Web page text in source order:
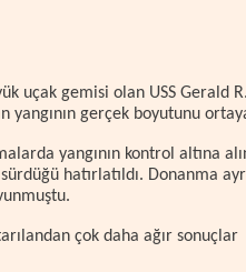
uçak gemisi olan USS Gerald
yangının gerçek boyutunu
yangının kontrol altına
hatırlatıldı. Donanma
çok daha ağır sonuçlar